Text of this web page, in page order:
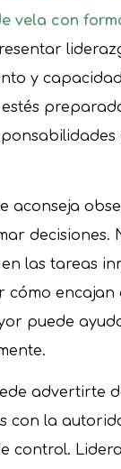
vela con
y
aconseja
decisiones.
las tareas
cómo encajan
puede
advertirte
con la
control.